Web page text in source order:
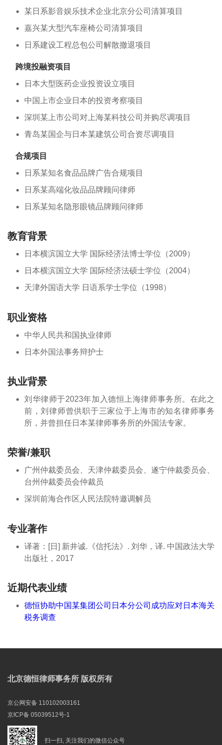
某日系影音娱乐技术企业北京分公司清算项目
嘉兴某大型汽车座椅公司清算项目
日系建设工程总包公司解散撤退项目
跨境投融资项目
日本大型医药企业投资设立项目
中国上市企业日本的投资考察项目
深圳某上市公司对上海某科技公司并购尽调项目
青岛某国企与日本某建筑公司合资尽调项目
合规项目
日系某知名食品品牌广告合规项目
日系某高端化妆品品牌顾问律师
日系某知名隐形眼镜品牌顾问律师
教育背景
日本横滨国立大学 国际经济法博士学位（2009）
日本横滨国立大学 国际经济法硕士学位（2004）
天津外国语大学 日语系学士学位（1998）
职业资格
中华人民共和国执业律师
日本外国法事务辩护士
执业背景
刘华律师于2023年加入德恒上海律师事务所。在此之
前，刘律师曾供职于三家位于上海市的知名律师事务
所，并曾担任日本某律师事务所的外国法专家。
荣誉/兼职
广州仲裁委员会、天津仲裁委员会、遂宁仲裁委员会、
台州仲裁委员会仲裁员
深圳前海合作区人民法院特邀调解员
专业著作
译著：[日] 新井诚.《信托法》. 刘华，译. 中国政法大学
出版社，2017
近期代表业绩
德恒协助中国某集团公司日本分公司成功应对日本海关
税务调查
北京德恒律师事务所 版权所有
京公网安备 110102003161
京ICP备 05039512号-1
扫一扫, 关注我们的微信公众号